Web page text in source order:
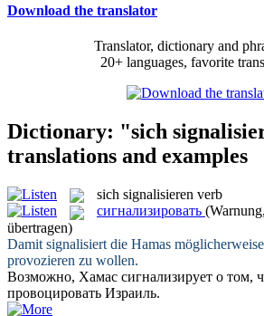
Download the translator
Translator, dictionary and
20+ languages, favorite
Dictionary: "sich
translations and examples
sich signalisieren verb
сигнализировать
übertragen)
Damit signalisiert die Hamas
provozieren zu wollen.
Возможно, Хамас сигнализирует о том,
провоцировать Израиль.